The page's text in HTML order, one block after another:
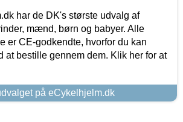
har de DK's største udvalg af
mænd, børn og babyer. Alle
er CE-godkendte, hvorfor du kan
at bestille gennem dem. Klik her for at
på eCykelhjelm.dk